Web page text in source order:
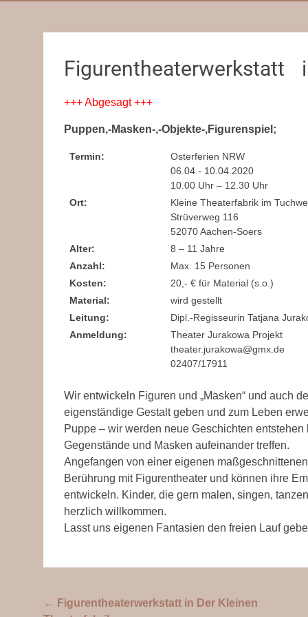
Figurentheaterwerkstatt
+++ Abgesagt +++
Puppen,-Masken-,-Objekte-,Figurenspiel;
Termin:
Osterferien NRW
06.04.- 10.04.2020
10.00 Uhr – 12.30 Uhr
Ort:
Kleine Theaterfabrik im
Strüverweg 116
52070 Aachen-Soers
Alter:
8 – 11 Jahre
Anzahl:
Max. 15 Personen
Kosten:
20,- € für Material (s.o.)
Material:
wird gestellt
Leitung:
Dipl.-Regisseurin Tatjana
Anmeldung:
Theater Jurakowa Projekt
theater.jurakowa@gmx.de
02407/17911
Wir entwickeln Figuren und „Masken“ und auch
eigenständige Gestalt geben und zum Leben
Puppe – wir werden neue Geschichten
Gegenstände und Masken aufeinander treffen.
Angefangen von einer eigenen
Berührung mit Figurentheater und können ihre
entwickeln. Kinder, die gern malen, singen,
herzlich willkommen.
Lasst uns eigenen Fantasien den freien Lauf
Beitragsnavigation
← Figurentheaterwerkstatt in Der Kleinen